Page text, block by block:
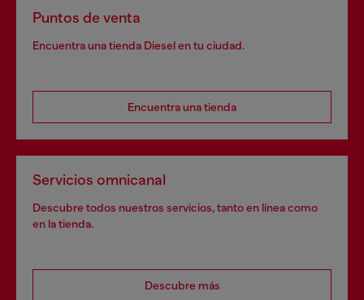
Puntos de venta
Encuentra una tienda Diesel en tu ciudad.
Encuentra una tienda
Servicios omnicanal
Descubre todos nuestros servicios, tanto en línea como
en la tienda.
Descubre más